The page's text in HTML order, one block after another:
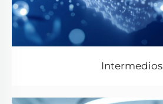
Intermedios